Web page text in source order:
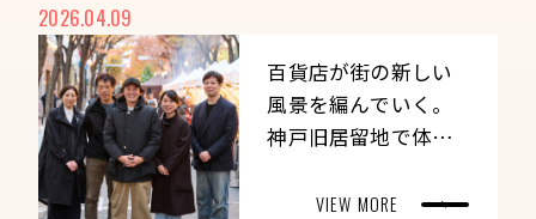
2026.04.09
百貨店が街の新しい
風景を編んでいく。
神戸旧居留地で体現
くりの実践
VIEW MORE